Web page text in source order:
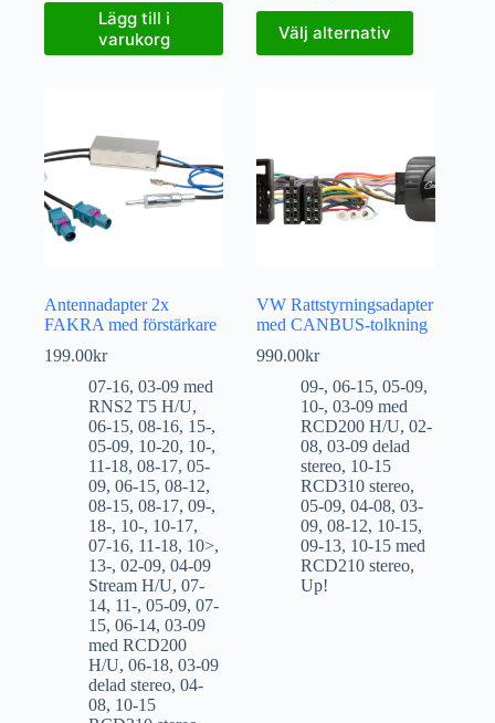
Lägg till i
varukorg
Välj alternativ
Antennadapter 2x
FAKRA med förstärkare
199.00kr
07-16, 03-09 med
RNS2 T5 H/U,
06-15, 08-16, 15-,
05-09, 10-20, 10-,
11-18, 08-17, 05-
09, 06-15, 08-12,
08-15, 08-17, 09-,
18-, 10-, 10-17,
07-16, 11-18, 10>,
13-, 02-09, 04-09
Stream H/U, 07-
14, 11-, 05-09, 07-
15, 06-14, 03-09
med RCD200
H/U, 06-18, 03-09
delad stereo, 04-
08, 10-15
VW Rattstyrningsadapter
med CANBUS-tolkning
990.00kr
09-,06-15,05-09,
10-,03-09 med
RCD200 H/U,02-
08,03-09 delad
stereo, 10-15
RCD310 stereo,
05-09,04-08,03-
09,08-12, 10-15,
09-13, 10-15 med
RCD210 stereo,
Up!